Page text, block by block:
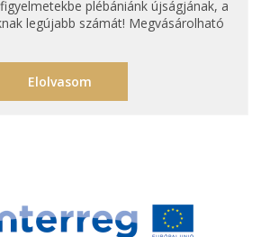
plébániánk újságjának, a
legújabb számát! Megvásárolható
Elolvasom